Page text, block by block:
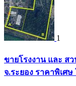
1
ขายโรงงาน และ ส
จ.ระยอง ราคาพิเศษ